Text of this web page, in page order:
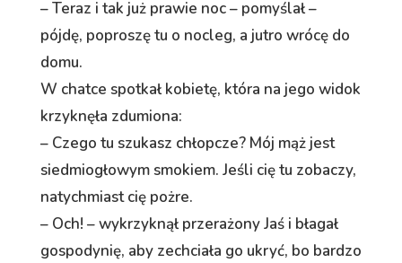
– Teraz i tak już prawie noc – pomyślał –
pójdę, poproszę tu o nocleg, a jutro wrócę do
domu.
W chatce spotkał kobietę, która na jego widok
krzyknęła zdumiona:
– Czego tu szukasz chłopcze? Mój mąż jest
siedmiogłowym smokiem. Jeśli cię tu zobaczy,
natychmiast cię pożre.
– Och! – wykrzyknął przerażony Jaś i błagał
gospodynię, aby zechciała go ukryć, bo bardzo